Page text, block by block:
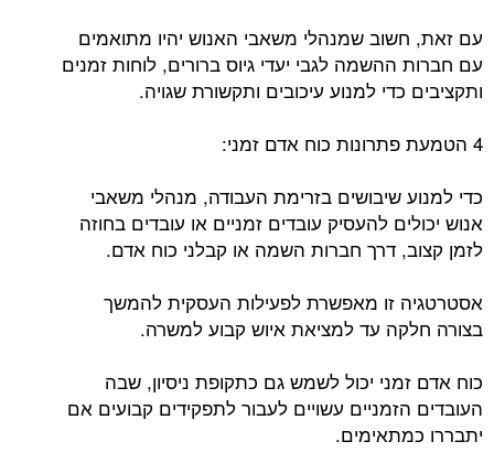
עם זאת, חשוב שמנהלי משאבי האנוש יהיו מתואמים
עם חברות ההשמה לגבי יעדי גיוס ברורים, לוחות זמנים
ותקציבים כדי למנוע עיכובים ותקשורת שגויה.
4 הטמעת פתרונות כוח אדם זמני:
כדי למנוע שיבושים בזרימת העבודה, מנהלי משאבי
אנוש יכולים להעסיק עובדים זמניים או עובדים בחוזה
לזמן קצוב, דרך חברות השמה או קבלני כוח אדם.
אסטרטגיה זו מאפשרת לפעילות העסקית להמשך
בצורה חלקה עד למציאת איוש קבוע למשרה.
כוח אדם זמני יכול לשמש גם כתקופת ניסיון, שבה
העובדים הזמניים עשויים לעבור לתפקידים קבועים אם
יתבררו כמתאימים.